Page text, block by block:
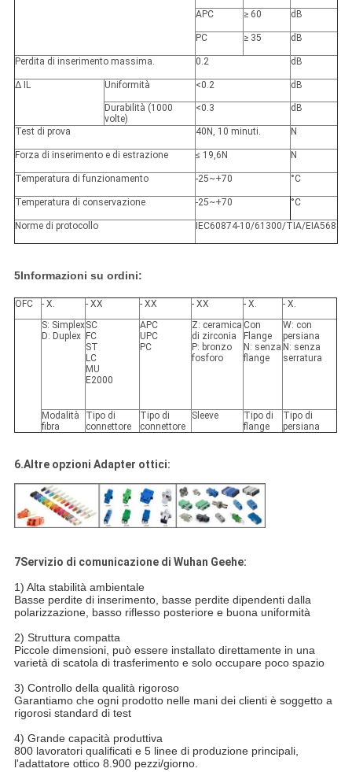
APC ≥ 60 dB
PC ≥ 35 dB
Perdita di inserimento massima. 0.2 dB
∆ IL Uniformità <0.2 dB
Durabilità (1000
volte)
<0.3 dB
Test di prova 40N, 10 minuti. N
Forza di inserimento e di estrazione ≤ 19,6N N
Temperatura di funzionamento -25~+70 °C
Temperatura di conservazione -25~+70 °C
Norme di protocollo IEC60874-10/61300/TIA/EIA568
5Informazioni su ordini:
OFC - X. - XX - XX - XX - X.
- X.
S: Simplex
D: Duplex
SC
FC
ST
LC
MU
E2000
APC
UPC
PC
Z: ceramica
di zirconia
P: bronzo
fosforo
Con
Flange
N: senza
flange
W: con
persiana
N: senza
serratura
Modalità
fibra
Tipo di
connettore
Tipo di
connettore
Sleeve
Tipo di
flange
Tipo di
persiana
6.Altre opzioni Adapter ottici:
7Servizio di comunicazione di Wuhan Geehe:
1) Alta stabilità ambientale
Basse perdite di inserimento, basse perdite dipendenti dalla
polarizzazione, basso riflesso posteriore e buona uniformità
2) Struttura compatta
Piccole dimensioni, può essere installato direttamente in una
varietà di scatola di trasferimento e solo occupare poco spazio
3) Controllo della qualità rigoroso
Garantiamo che ogni prodotto nelle mani dei clienti è soggetto a
rigorosi standard di test
4) Grande capacità produttiva
800 lavoratori qualificati e 5 linee di produzione principali,
l'adattatore ottico 8.900 pezzi/giorno.